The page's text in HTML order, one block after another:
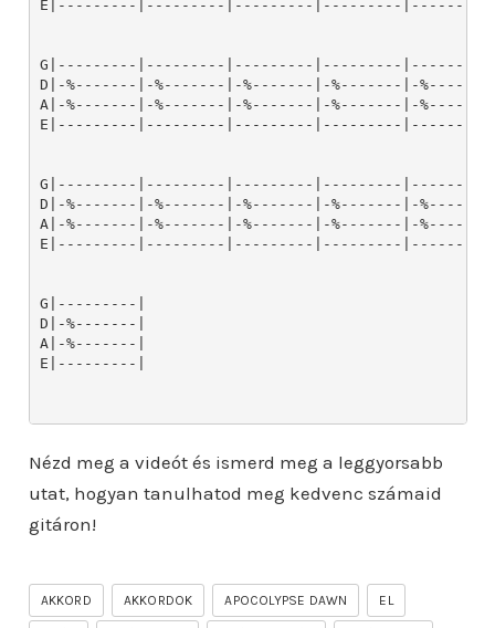
E|---------|---------|---------|---------
G|---------|---------|---------|---------
D|-%-------|-%-------|-%-------|-%-------|-
A|-%-------|-%-------|-%-------|-%-------|-
E|---------|---------|---------|---------
G|---------|---------|---------|---------
D|-%-------|-%-------|-%-------|-%-------|-
A|-%-------|-%-------|-%-------|-%-------|-
E|---------|---------|---------|---------
G|---------|
D|-%-------|
A|-%-------|
E|---------|
Nézd meg a videót és ismerd meg a leggyorsabb
utat, hogyan tanulhatod meg kedvenc számaid
gitáron!
AKKORD AKKORDOK APOCOLYPSE DAWN EL